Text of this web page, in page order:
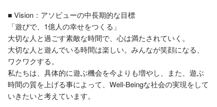
■ Vision：アソビューの中長期的な目標
「遊びで、1億人の幸せをつくる」
大切な人と過ごす素敵な時間で、心は満たされていく。
大切な人と遊んでいる時間は楽しい。みんなが笑顔になる、
ワクワクする。
私たちは、具体的に遊ぶ機会を今よりも増やし、また、遊ぶ
時間の質を上げる事によって、Well-Beingな社会の実現をして
いきたいと考えています。